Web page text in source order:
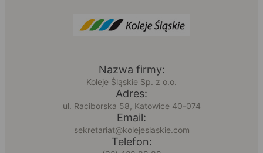
Nazwa firmy:
Koleje Śląskie Sp. z o.o.
Adres:
ul. Raciborska 58, Katowice 40-074
Email:
sekretariat@kolejeslaskie.com
Telefon: